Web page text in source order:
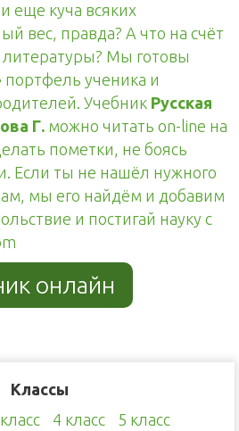
еще куча всяких
вес, правда? А что на счёт
литературы? Мы готовы
портфель ученика и
Учебник Русская
Г. можно читать on-line на
пометки, не боясь
Если ты не нашёл нужного
мы его найдём и добавим
и постигай науку с
онлайн
Классы
4 класс
5 класс